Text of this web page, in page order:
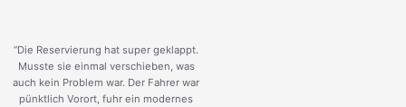
“Die Reservierung hat super geklappt.
Musste sie einmal verschieben, was
auch kein Problem war. Der Fahrer war
pünktlich Vorort, fuhr ein modernes